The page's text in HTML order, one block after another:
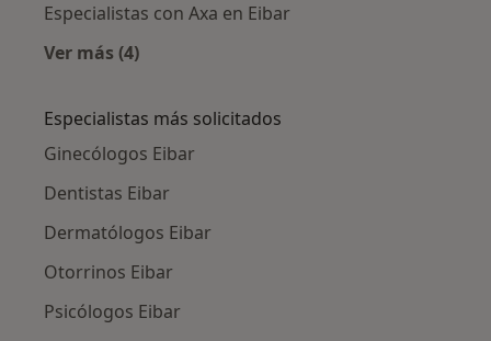
Especialistas con Axa en Eibar
Ver más (4)
Especialistas más solicitados
Ginecólogos Eibar
Dentistas Eibar
Dermatólogos Eibar
Otorrinos Eibar
Psicólogos Eibar